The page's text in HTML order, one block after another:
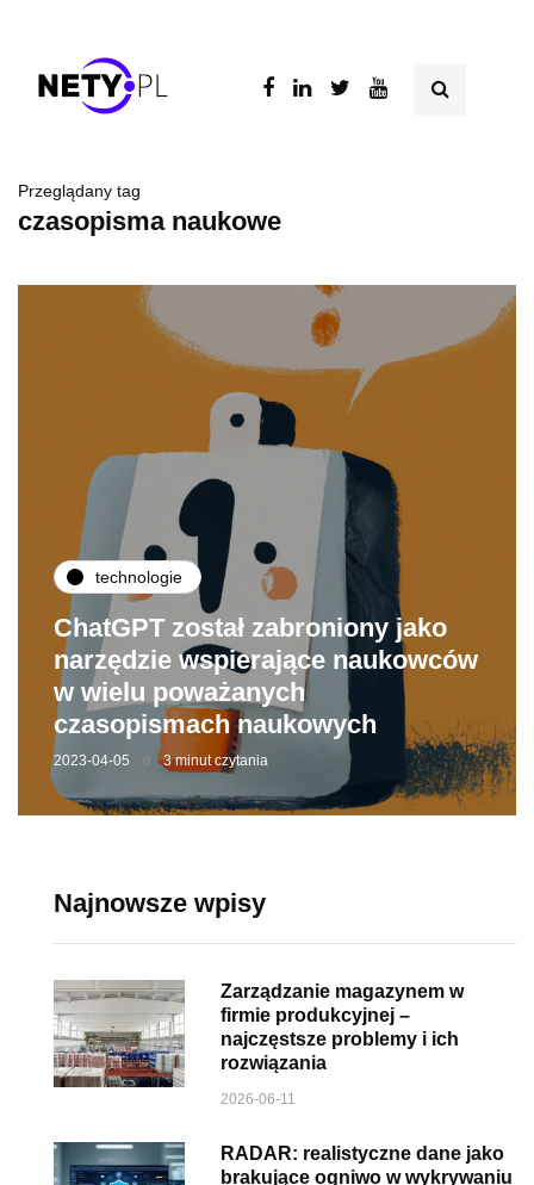
Przeglądany tag
czasopisma naukowe
technologie
ChatGPT został zabroniony jako
narzędzie wspierające naukowców
w wielu poważanych
czasopismach naukowych
2023-04-05 3 minut czytania
Najnowsze wpisy
Zarządzanie magazynem w
firmie produkcyjnej –
najczęstsze problemy i ich
rozwiązania
2026-06-11
RADAR: realistyczne dane jako
brakujące ogniwo w wykrywaniu